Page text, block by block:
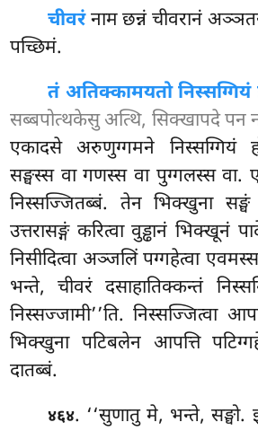
चीवरंनाम छन्नं चीवरानं
पच्छिमं.
तं अतिक्कामयतो निस्सग्गियं
सब्बपोत्थकेसु अत्थि, सिक्खापदे पन
एकादसे अरुणुग्गमने निस्सग्गियं
सङ्घस्स वा गणस्स वा पुग्गलस्स
निस्सज्जितब्बं. तेन भिक्खुना सङ्घं
उत्तरासङ्गं करित्वा वुड्ढानं भिक्खूनं
निसीदित्वा अञ्जलिं पग्गहेत्वा
भन्ते, चीवरं दसाहातिक्कन्तं
निस्सज्जामी’’ति. निस्सज्जित्वा
भिक्खुना पटिबलेन आपत्ति
दातब्बं.
४६४. ‘‘सुणातु मे, भन्ते, सङ्घो.